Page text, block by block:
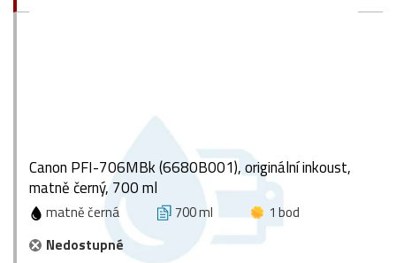
Canon PFI-706MBk (6680B001), originální inkoust,
matně černý, 700 ml
matně černá 700 ml
1 bod
Nedostupné